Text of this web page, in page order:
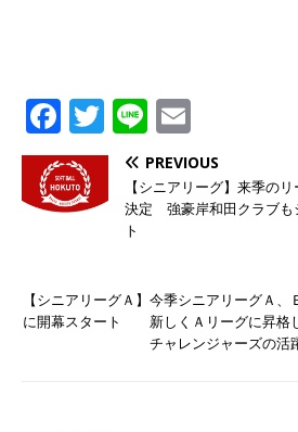
F
ac
e
b
o
k
T
wi
tt
er
Li
n
e
m
ai
l
PREVIOUS
【シニアリーグ】来季の
決定 強豪岸和田クラブも
ト
【シニアリーグＡ】今季シニアリーグＡ、
に開幕スタート 新しくＡリーグに昇格
チャレンジャーズの活